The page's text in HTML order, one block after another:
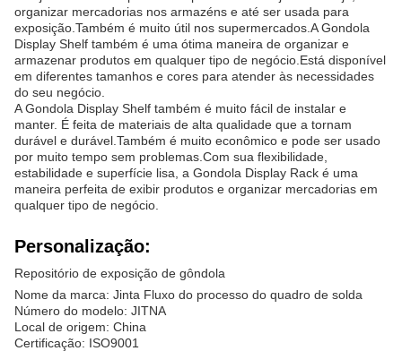
organizar mercadorias nos armazéns e até ser usada para
exposição.Também é muito útil nos supermercados.A Gondola
Display Shelf também é uma ótima maneira de organizar e
armazenar produtos em qualquer tipo de negócio.Está disponível
em diferentes tamanhos e cores para atender às necessidades
do seu negócio.
A Gondola Display Shelf também é muito fácil de instalar e
manter. É feita de materiais de alta qualidade que a tornam
durável e durável.Também é muito econômico e pode ser usado
por muito tempo sem problemas.Com sua flexibilidade,
estabilidade e superfície lisa, a Gondola Display Rack é uma
maneira perfeita de exibir produtos e organizar mercadorias em
qualquer tipo de negócio.
Personalização:
Repositório de exposição de gôndola
Nome da marca: Jinta Fluxo do processo do quadro de solda
Número do modelo: JITNA
Local de origem: China
Certificação: ISO9001